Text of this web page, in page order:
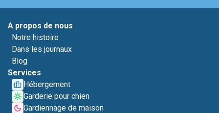
A propos de nous
Notre histoire
Dans les journaux
Blog
Services
Hébergement
Garderie pour chien
Gardiennage de maison